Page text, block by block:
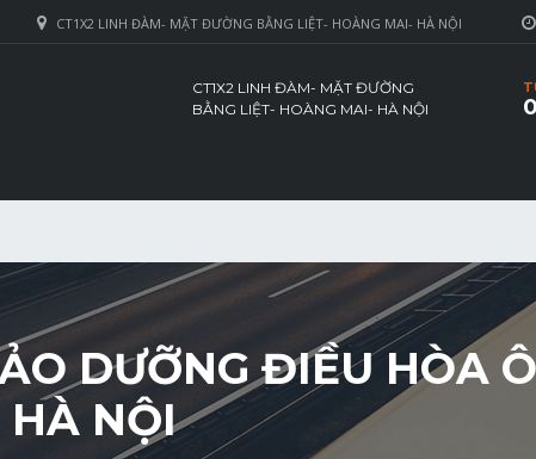
CT1X2 LINH ĐÀM- MẶT ĐƯỜNG BẰNG LIỆT- HOÀNG MAI- HÀ NỘI
CT1X2 LINH ĐÀM- MẶT ĐƯỜNG
BẰNG LIỆT- HOÀNG MAI- HÀ NỘI
DƯỠNG ĐIỀU HÒA
HÀ NỘI